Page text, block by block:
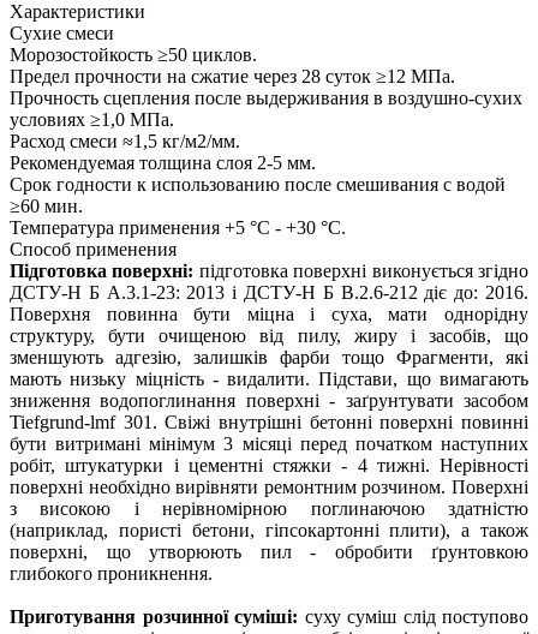
Характеристики
Сухие смеси
Морозостойкость ≥50 циклов.
Предел прочности на сжатие через 28 суток ≥12 МПа.
Прочность сцепления после выдерживания в воздушно-сухих
условиях ≥1,0 МПа.
Расход смеси ≈1,5 кг/м2/мм.
Рекомендуемая толщина слоя 2-5 мм.
Срок годности к использованию после смешивания с водой
≥60 мин.
Температура применения +5 °С - +30 °С.
Способ применения
Підготовка поверхні: підготовка поверхні виконується згідно
ДСТУ-Н Б А.3.1-23: 2013 і ДСТУ-Н Б В.2.6-212 діє до: 2016.
Поверхня повинна бути міцна і суха, мати однорідну
структуру, бути очищеною від пилу, жиру і засобів, що
зменшують адгезію, залишків фарби тощо Фрагменти, які
мають низьку міцність - видалити. Підстави, що вимагають
зниження водопоглинання поверхні - заґрунтувати засобом
Tiefgrund-lmf 301. Свіжі внутрішні бетонні поверхні повинні
бути витримані мінімум 3 місяці перед початком наступних
робіт, штукатурки і цементні стяжки - 4 тижні. Нерівності
поверхні необхідно вирівняти ремонтним розчином. Поверхні
з високою і нерівномірною поглинаючою здатністю
(наприклад, пористі бетони, гіпсокартонні плити), а також
поверхні, що утворюють пил - обробити ґрунтовкою
глибокого проникнення.
Приготування розчинної суміші: суху суміш слід поступово